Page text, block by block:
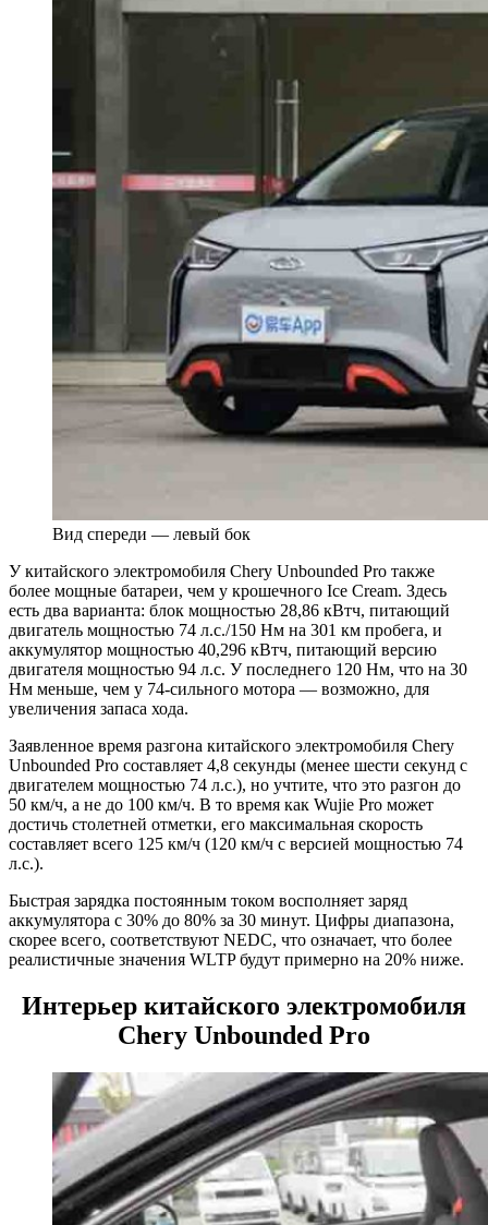
Вид спереди — левый бок
У китайского электромобиля Chery Unbounded Pro также
более мощные батареи, чем у крошечного Ice Cream. Здесь
есть два варианта: блок мощностью 28,86 кВтч, питающий
двигатель мощностью 74 л.с./150 Нм на 301 км пробега, и
аккумулятор мощностью 40,296 кВтч, питающий версию
двигателя мощностью 94 л.с. У последнего 120 Нм, что на 30
Нм меньше, чем у 74-сильного мотора — возможно, для
увеличения запаса хода.
Заявленное время разгона китайского электромобиля Chery
Unbounded Pro составляет 4,8 секунды (менее шести секунд с
двигателем мощностью 74 л.с.), но учтите, что это разгон до
50 км/ч, а не до 100 км/ч. В то время как Wujie Pro может
достичь столетней отметки, его максимальная скорость
составляет всего 125 км/ч (120 км/ч с версией мощностью 74
л.с.).
Быстрая зарядка постоянным током восполняет заряд
аккумулятора с 30% до 80% за 30 минут. Цифры диапазона,
скорее всего, соответствуют NEDC, что означает, что более
реалистичные значения WLTP будут примерно на 20% ниже.
Интерьер китайского электромобиля
Chery Unbounded Pro